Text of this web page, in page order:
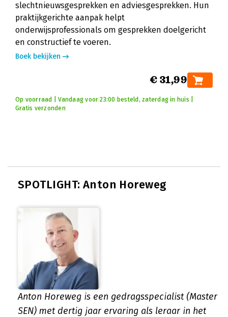
slechtnieuwsgesprekken en adviesgesprekken. Hun
praktijkgerichte aanpak helpt
onderwijsprofessionals om gesprekken doelgericht
en constructief te voeren.
Boek bekijken
€ 31,99
Op voorraad | Vandaag voor 23:00 besteld, zaterdag in huis |
Gratis verzonden
SPOTLIGHT: Anton Horeweg
Anton Horeweg is een gedragsspecialist (Master
SEN) met dertig jaar ervaring als leraar in het